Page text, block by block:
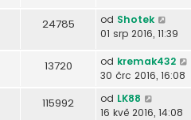
24785 od Shotek
01 srp 2016, 11:39
13720 od kremak432
30 črc 2016, 16:08
115992 od LK88
16 kvě 2016, 14:08